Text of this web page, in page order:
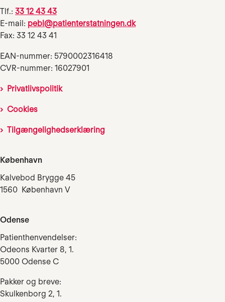
Tlf.: 33 12 43 43
E-mail: pebl@patienterstatningen.dk
Fax: 33 12 43 41
EAN-nummer: 5790002316418
CVR-nummer: 16027901
Privatlivspolitik
Cookies
Tilgængelighedserklæring
København
Kalvebod Brygge 45
1560 København V
Odense
Patienthenvendelser:
Odeons Kvarter 8, 1.
5000 Odense C
Pakker og breve:
Skulkenborg 2, 1.